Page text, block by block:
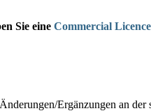
Sie eine Commercial Licence
Ergänzungen an